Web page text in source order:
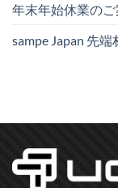
年末年始休業のご
sampe Japan 先